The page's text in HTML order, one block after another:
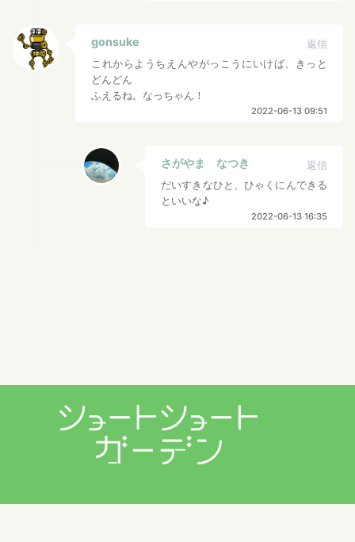
gonsuke
返信
これからようちえんやがっこうにいけば、きっと
どんどん
ふえるね。なっちゃん！
2022-06-13 09:51
さがやま なつき
返信
だいすきなひと、ひゃくにんできる
といいな♪
2022-06-13 16:35
プライバシーポリシー 利用規約 お問い合わせ